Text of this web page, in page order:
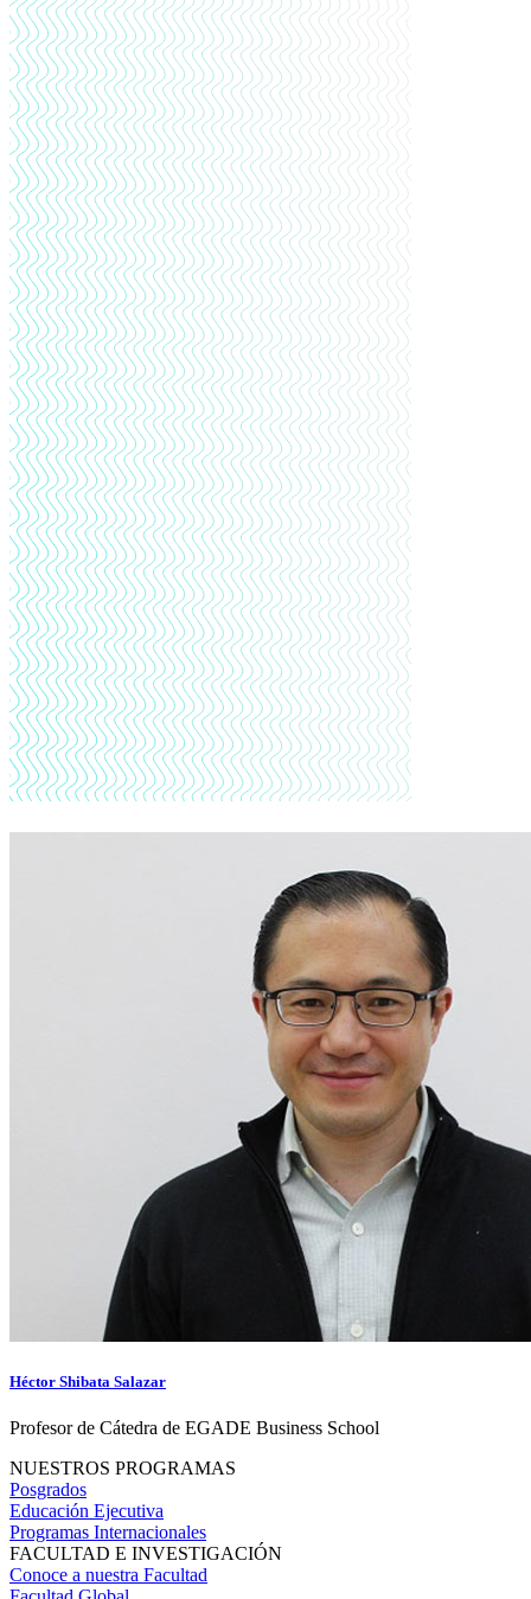
Héctor Shibata Salazar
Profesor de Cátedra de EGADE Business School
NUESTROS PROGRAMAS
Posgrados
Educación Ejecutiva
Programas Internacionales
FACULTAD E INVESTIGACIÓN
Conoce a nuestra Facultad